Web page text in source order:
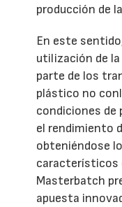
producción de
En este
utilización de
parte de los
plástico no
condiciones de
el rendimiento
obteniéndose
característicos
Masterbatch
apuesta